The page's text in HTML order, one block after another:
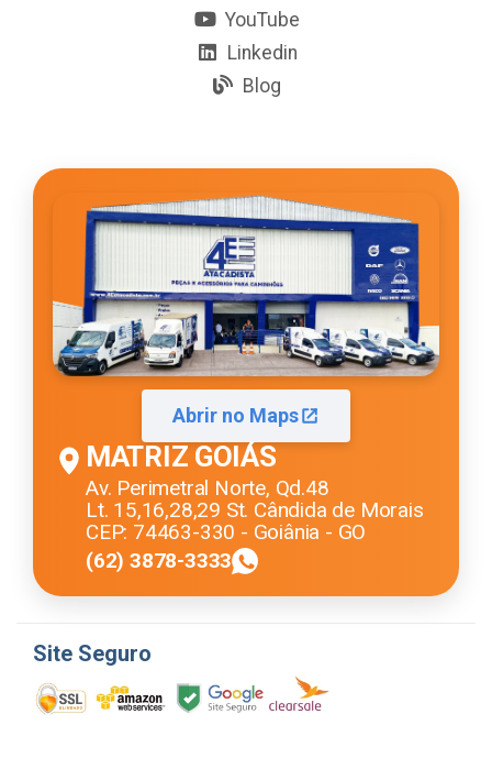
YouTube
Linkedin
Blog
Abrir no Maps
MATRIZ GOIÁS
Av. Perimetral Norte, Qd.48
Lt. 15,16,28,29 St. Cândida de Morais
CEP: 74463-330 - Goiânia - GO
(62) 3878-3333
Site Seguro